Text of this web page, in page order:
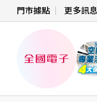
門市據點